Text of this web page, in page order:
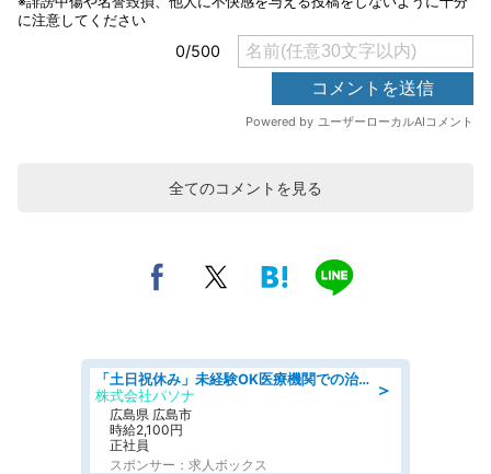
全てのコメントを見る
＞
「土日祝休み」未経験OK医療機関での治験コーディネーターのお仕事
株式会社パソナ
広島県 広島市
時給2,100円
正社員
スポンサー：求人ボックス